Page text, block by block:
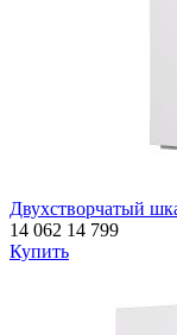
Двухстворчатый
14 062 14 799
Купить